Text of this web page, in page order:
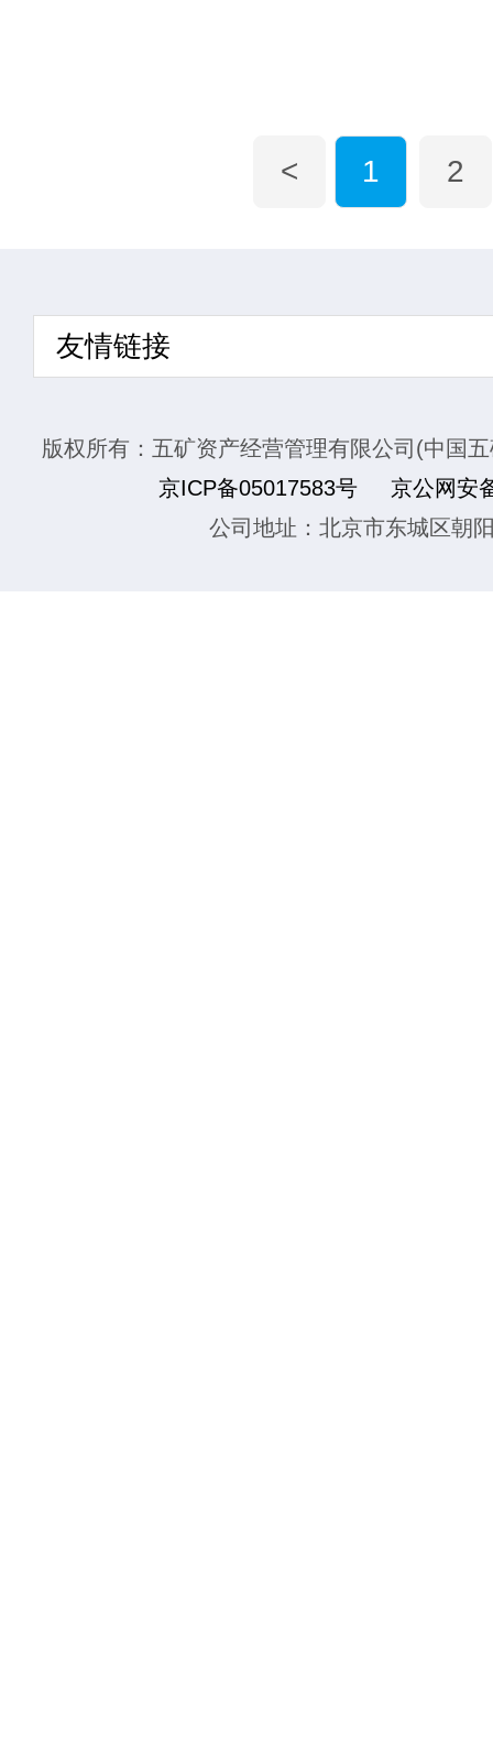
< 1 2
友情链接
版权所有：五矿资产经营管理有限公司(中国
京ICP备05017583号
京公网安
公司地址：北京市东城区朝